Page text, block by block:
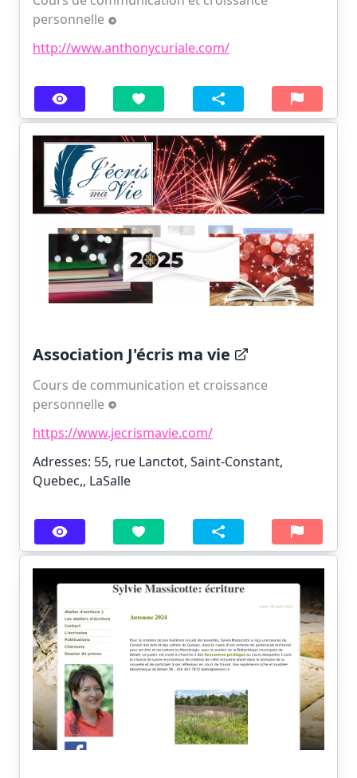
personnelle
http://www.anthonycuriale.com/
Association J'écris ma vie
Cours de communication et croissance
personnelle
https://www.jecrismavie.com/
Adresses: 55, rue Lanctot, Saint-Constant,
Quebec,, LaSalle